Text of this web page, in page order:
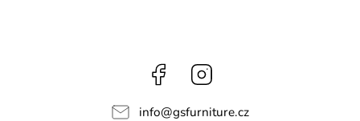
Facebook
info@gsfurniture.cz